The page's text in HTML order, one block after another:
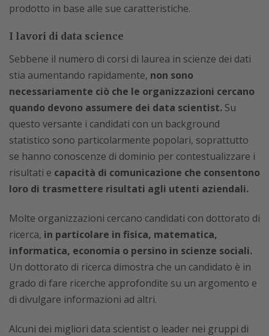
prodotto in base alle sue caratteristiche.
I lavori di data science
Sebbene il numero di corsi di laurea in scienze dei dati
stia aumentando rapidamente, non sono
necessariamente ciò che le organizzazioni cercano
quando devono assumere dei data scientist. Su
questo versante i candidati con un background
statistico sono particolarmente popolari, soprattutto
se hanno conoscenze di dominio per contestualizzare i
risultati e capacità di comunicazione che consentono
loro di trasmettere risultati agli utenti aziendali.
Molte organizzazioni cercano candidati con dottorato di
ricerca, in particolare in fisica, matematica,
informatica, economia o persino in scienze sociali.
Un dottorato di ricerca dimostra che un candidato è in
grado di fare ricerche approfondite su un argomento e
di divulgare informazioni ad altri.
Alcuni dei migliori data scientist o leader nei gruppi di